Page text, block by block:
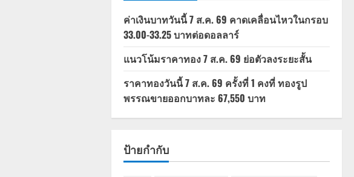
ค่าเงินบาทวันนี้ 7 ส.ค. 69 คาดเคลื่อนไหวในกรอบ
33.00-33.25 บาทต่อดอลลาร์
แนวโน้มราคาทอง 7 ส.ค. 69 ย่อตัวลงระยะสั้น
ราคาทองวันนี้ 7 ส.ค. 69 ครั้งที่ 1 คงที่ ทองรูป
พรรณขายออกบาทละ 67,550 บาท
ป้ายกำกับ